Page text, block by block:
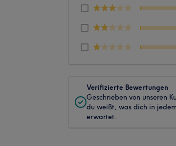
Verifizierte Bewertungen
Geschrieben von unseren
du weißt, was dich in
erwartet.